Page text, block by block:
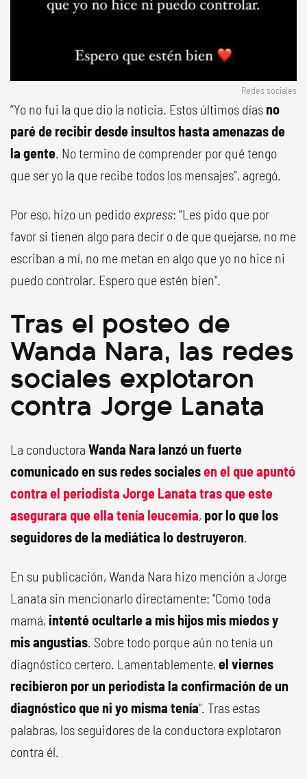
Redes sociales
“Yo no fui la que dio la noticia. Estos últimos días no
paré de recibir desde insultos hasta amenazas de
la gente. No termino de comprender por qué tengo
que ser yo la que recibe todos los mensajes”, agregó.
Por eso, hizo un pedido express: “Les pido que por
favor si tienen algo para decir o de que quejarse, no me
escriban a mí, no me metan en algo que yo no hice ni
puedo controlar. Espero que estén bien".
Tras el posteo de
Wanda Nara, las redes
sociales explotaron
contra Jorge Lanata
La conductora Wanda Nara lanzó un fuerte
comunicado en sus redes socialesen el que apuntó
contra el periodista Jorge Lanata tras que este
asegurara que ella tenía leucemia, por lo que los
seguidores de la mediática lo destruyeron.
En su publicación, Wanda Nara hizo mención a Jorge
Lanata sin mencionarlo directamente: "Como toda
mamá, intenté ocultarle a mis hijos mis miedos y
mis angustias. Sobre todo porque aún no tenía un
diagnóstico certero. Lamentablemente, el viernes
recibieron por un periodista la confirmación de un
diagnóstico que ni yo misma tenía". Tras estas
palabras, los seguidores de la conductora explotaron
contra él.